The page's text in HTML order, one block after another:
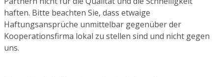
haften. Bitte beachten Sie, dass etwaige
Haftungsansprüche unmittelbar gegenüber der
Kooperationsfirma lokal zu stellen sind und nicht gegen
uns.